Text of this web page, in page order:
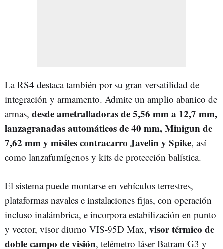
La RS4 destaca también por su gran versatilidad de
integración y armamento. Admite un amplio abanico de
armas, desde ametralladoras de 5,56 mm a 12,7 mm,
lanzagranadas automáticos de 40 mm, Minigun de
7,62 mm y misiles contracarro Javelin y Spike, así
como lanzafumígenos y kits de protección balística.
El sistema puede montarse en vehículos terrestres,
plataformas navales e instalaciones fijas, con operación
incluso inalámbrica, e incorpora estabilización en punto
y vector, visor diurno VIS-95D Max, visor térmico de
doble campo de visión, telémetro láser Batram G3 y